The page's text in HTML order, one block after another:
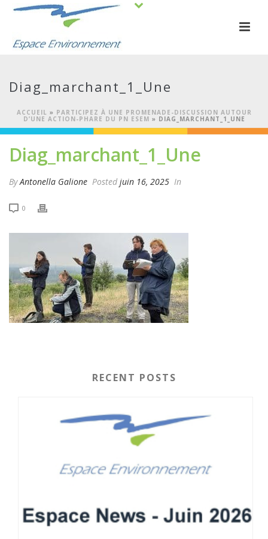
Diag_marchant_1_Une
ACCUEIL » PARTICIPEZ À UNE PROMENADE-DISCUSSION AUTOUR
D’UNE ACTION-PHARE DU PN ESEM » DIAG_MARCHANT_1_UNE
Diag_marchant_1_Une
ByAntonella Galione Posted juin 16, 2025 In
0
RECENT POSTS